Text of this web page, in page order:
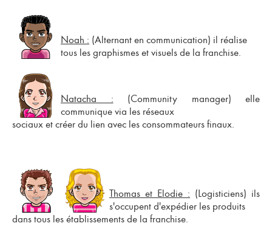
Noah : (Alternant en communication) il réalise
tous les graphismes et visuels de la franchise.
Natacha : (Community manager) elle
communique via les réseaux
sociaux et créer du lien avec les consommateurs finaux.
Thomas et Elodie : (Logisticiens) ils
s'occupent d'expédier les produits
dans tous les établissements de la franchise.